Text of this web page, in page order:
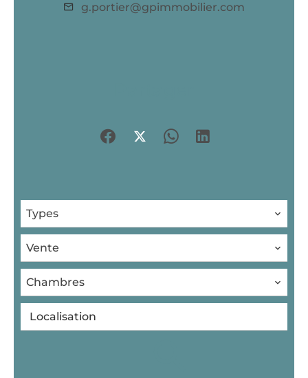
g.portier@gpimmobilier.com
Types
Vente
Chambres
Localisation